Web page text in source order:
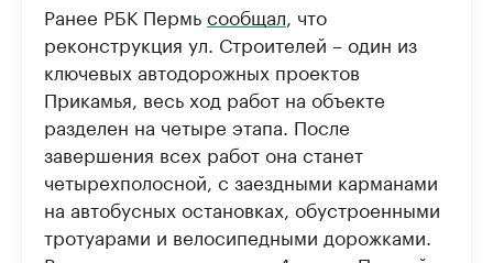
Ранее РБК Пермьсообщал, что
реконструкция ул. Строителей – один из
ключевых автодорожных проектов
Прикамья, весь ход работ на объекте
разделен на четыре этапа. После
завершения всех работ она станет
четырехполосной, с заездными карманами
на автобусных остановках, обустроенными
тротуарами и велосипедными дорожками.